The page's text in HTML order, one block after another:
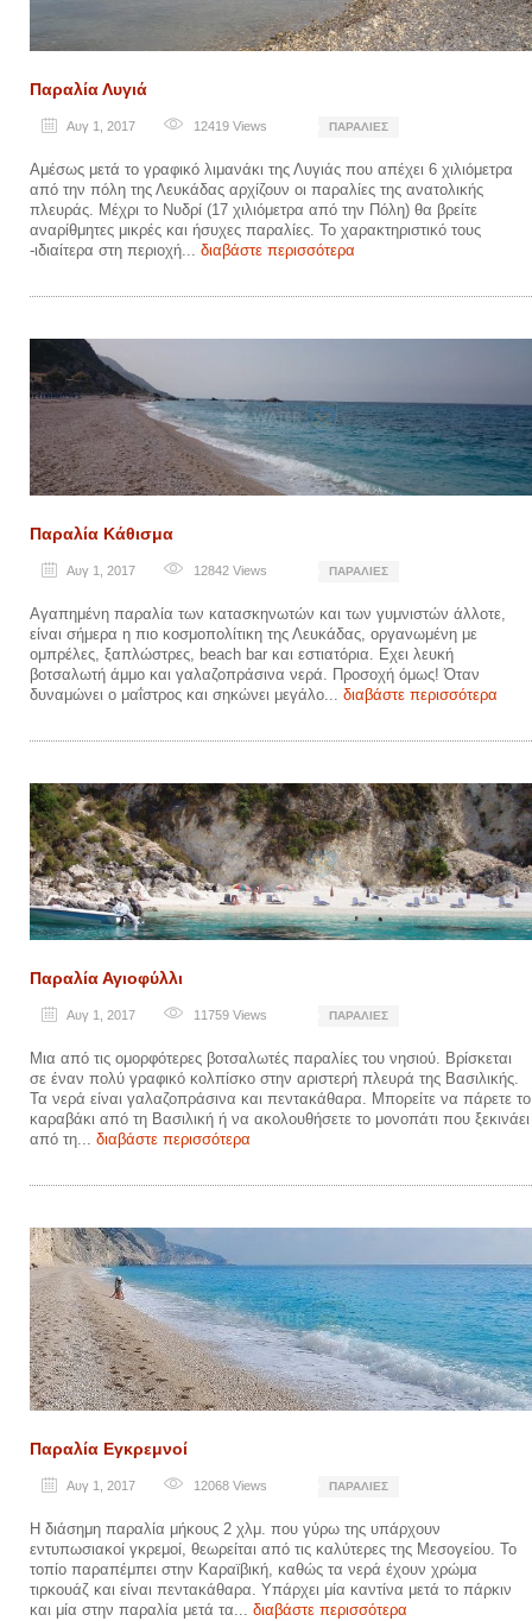
Παραλία Λυγιά
Αυγ 1, 2017 12419 Views ΠΑΡΑΛΊΕΣ
Αμέσως μετά το γραφικό λιμανάκι της Λυγιάς που απέχει 6 χιλιόμετρα
από την πόλη της Λευκάδας αρχίζουν οι παραλίες της ανατολικής
πλευράς. Μέχρι το Νυδρί (17 χιλιόμετρα από την Πόλη) θα βρείτε
αναρίθμητες μικρές και ήσυχες παραλίες. Το χαρακτηριστικό τους
-ιδιαίτερα στη περιοχή... διαβάστε περισσότερα
Παραλία Κάθισμα
Αυγ 1, 2017 12842 Views ΠΑΡΑΛΊΕΣ
Αγαπημένη παραλία των κατασκηνωτών και των γυμνιστών άλλοτε,
είναι σήμερα η πιο κοσμοπολίτικη της Λευκάδας, οργανωμένη με
ομπρέλες, ξαπλώστρες, beach bar και εστιατόρια. Εχει λευκή
βοτσαλωτή άμμο και γαλαζοπράσινα νερά. Προσοχή όμως! Όταν
δυναμώνει ο μαΐστρος και σηκώνει μεγάλο... διαβάστε περισσότερα
Παραλία Αγιοφύλλι
Αυγ 1, 2017 11759 Views ΠΑΡΑΛΊΕΣ
Μια από τις ομορφότερες βοτσαλωτές παραλίες του νησιού. Βρίσκεται
σε έναν πολύ γραφικό κολπίσκο στην αριστερή πλευρά της Βασιλικής.
Τα νερά είναι γαλαζοπράσινα και πεντακάθαρα. Μπορείτε να πάρετε το
καραβάκι από τη Βασιλική ή να ακολουθήσετε το μονοπάτι που ξεκινάει
από τη... διαβάστε περισσότερα
Παραλία Εγκρεμνοί
Αυγ 1, 2017 12068 Views ΠΑΡΑΛΊΕΣ
Η διάσημη παραλία μήκους 2 χλμ. που γύρω της υπάρχουν
εντυπωσιακοί γκρεμοί, θεωρείται από τις καλύτερες της Μεσογείου. Το
τοπίο παραπέμπει στην Καραϊβική, καθώς τα νερά έχουν χρώμα
τιρκουάζ και είναι πεντακάθαρα. Υπάρχει μία καντίνα μετά το πάρκιν
και μία στην παραλία μετά τα... διαβάστε περισσότερα